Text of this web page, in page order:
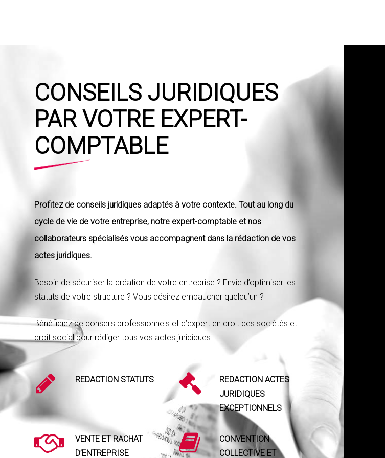
CONSEILS JURIDIQUES
PAR VOTRE EXPERT-
COMPTABLE
Profitez de conseils juridiques adaptés à votre contexte. Tout au long du
cycle de vie de votre entreprise, notre expert-comptable et nos
collaborateurs spécialisés vous accompagnent dans la rédaction de vos
actes juridiques.
Besoin de sécuriser la création de votre entreprise ? Envie d’optimiser les
statuts de votre structure ? Vous désirez embaucher quelqu’un ?
Bénéficiez de conseils professionnels et d’expert en droit des sociétés et
droit social pour rédiger tous vos actes juridiques.
REDACTION STATUTS
REDACTION ACTES
JURIDIQUES
EXCEPTIONNELS
VENTE ET RACHAT
D’ENTREPRISE
CONVENTION
COLLECTIVE ET